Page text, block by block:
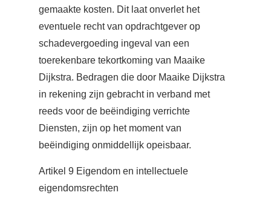
gemaakte kosten. Dit laat onverlet het
eventuele recht van opdrachtgever op
schadevergoeding ingeval van een
toerekenbare tekortkoming van Maaike
Dijkstra. Bedragen die door Maaike Dijkstra
in rekening zijn gebracht in verband met
reeds voor de beëindiging verrichte
Diensten, zijn op het moment van
beëindiging onmiddellijk opeisbaar.
Artikel 9 Eigendom en intellectuele
eigendomsrechten